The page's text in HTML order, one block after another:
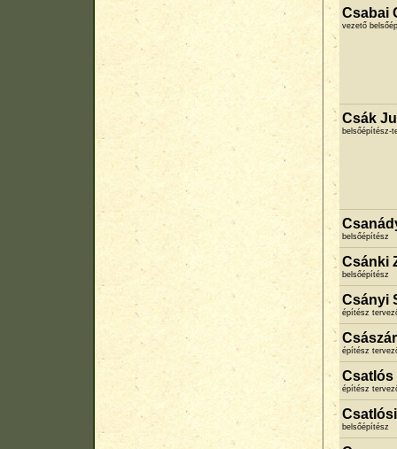
Csabai
vezető
Csák
belsőépítész-
belsőépítész
Csánki
belsőépítész
Csányi
építész
építész
Csatlós
építész
belsőépítész